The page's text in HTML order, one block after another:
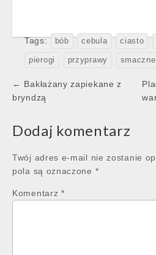
Tags: bób cebula ciasto
pierogi przyprawy smaczne
Post
navigation
← Bakłażany zapiekane z
bryndzą
Dodaj komentarz
Twój adres e-mail nie zostanie
pola są oznaczone *
Komentarz *